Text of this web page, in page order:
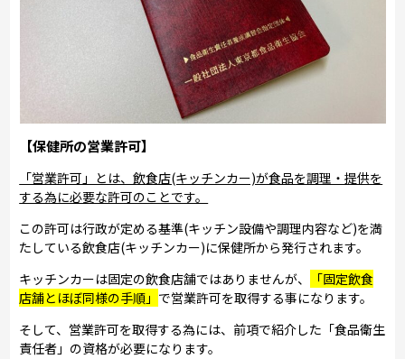
【保健所の営業許可】
「営業許可」とは、飲食店(キッチンカー)が食品を調理・提供を
する為に必要な許可のことです。
この許可は行政が定める基準(キッチン設備や調理内容など)を満
たしている飲食店(キッチンカー)に保健所から発行されます。
キッチンカーは固定の飲食店舗ではありませんが、
「固定飲食
店舗とほぼ同様の手順」 で営業許可を取得する事になります。
そして、営業許可を取得する為には、前項で紹介した「食品衛生
責任者」の資格が必要になります。